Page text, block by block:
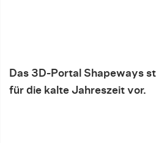
Das 3D-Portal Shapeways
für die kalte Jahreszeit vor.